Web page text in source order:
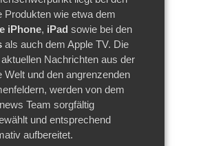
Produkten wie etwa dem
iPhone, iPad sowie bei den
als auch dem Apple TV. Die
Nachrichten aus der
Welt und den angrenzenden
werden von dem
Team sorgfältig
und entsprechend
aufbereitet.